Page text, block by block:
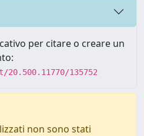
per citare o creare un
135752
non sono stati